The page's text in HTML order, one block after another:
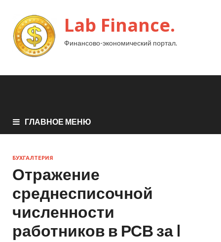
Lab Finance.
Финансово-экономический портал.
ГЛАВНОЕ МЕНЮ
БУХГАЛТЕРИЯ
Отражение
среднесписочной
численности
работников в РСВ за I